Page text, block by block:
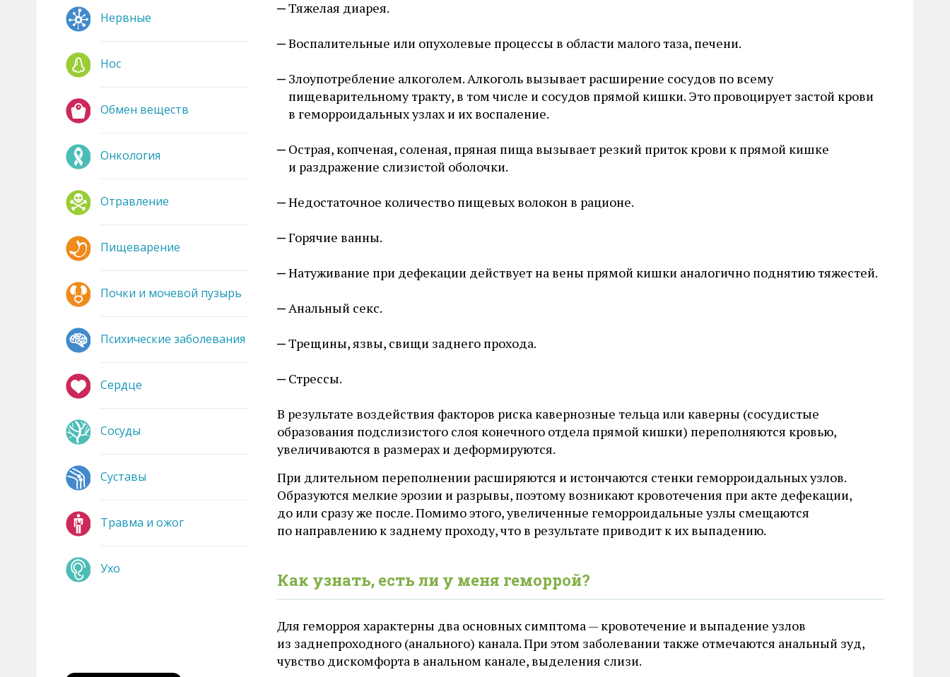
Тяжелая диарея.
Воспалительные или опухолевые процессы в области малого таза, печени.
Злоупотребление алкоголем. Алкоголь вызывает расширение сосудов по всему
пищеварительному тракту, в том числе и сосудов прямой кишки. Это провоцирует застой крови
в геморроидальных узлах и их воспаление.
Острая, копченая, соленая, пряная пища вызывает резкий приток крови к прямой кишке
и раздражение слизистой оболочки.
Недостаточное количество пищевых волокон в рационе.
Горячие ванны.
Натуживание при дефекации действует на вены прямой кишки аналогично поднятию тяжестей.
Анальный секс.
Трещины, язвы, свищи заднего прохода.
Стрессы.
В результате воздействия факторов риска кавернозные тельца или каверны (сосудистые
образования подслизистого слоя конечного отдела прямой кишки) переполняются кровью,
увеличиваются в размерах и деформируются.
При длительном переполнении расширяются и истончаются стенки геморроидальных узлов.
Образуются мелкие эрозии и разрывы, поэтому возникают кровотечения при акте дефекации,
до или сразу же после. Помимо этого, увеличенные геморроидальные узлы смещаются
по направлению к заднему проходу, что в результате приводит к их выпадению.
Как узнать, есть ли у меня геморрой?
Для геморроя характерны два основных симптома — кровотечение и выпадение узлов
из заднепроходного (анального) канала. При этом заболевании также отмечаются анальный зуд,
чувство дискомфорта в анальном канале, выделения слизи.
Нервные
Нос
Обмен веществ
Онкология
Отравление
Пищеварение
Почки и мочевой пузырь
Психические заболевания
Сердце
Сосуды
Суставы
Травма и ожог
Ухо